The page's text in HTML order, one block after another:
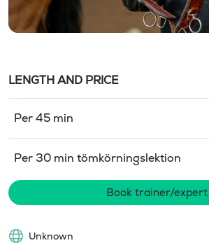
LENGTH AND PRICE
Per 45 min
Per 30 min tömkörningslektion
Book trainer/expert
Unknown